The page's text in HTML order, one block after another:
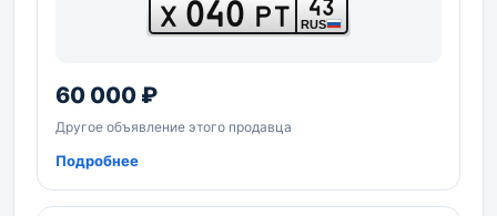
Х 040 РТ 43
RUS
60 000 ₽
Другое объявление этого продавца
Подробнее